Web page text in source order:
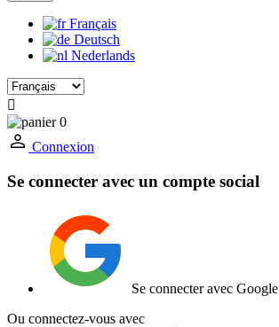
Français
Deutsch
Nederlands

0
Connexion
Se connecter avec un compte social
Se connecter avec Google
Ou connectez-vous avec